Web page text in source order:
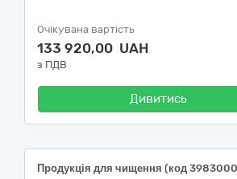
Очікувана вартість
133 920,00 UAH
з ПДВ
Дивитись